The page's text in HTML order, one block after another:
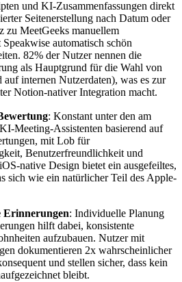
und KI-Zusammenfassungen direkt
Seitenerstellung nach Datum oder
zu MeetGeeks manuellem
automatisch schön
82% der Nutzer nennen die
als Hauptgrund für die Wahl von
auf internen Nutzerdaten), was es zur
Notion-nativer Integration macht.
: Konstant unter den am
Meeting-Assistenten basierend auf
mit Lob für
Benutzerfreundlichkeit und
native Design bietet ein ausgefeiltes,
sich wie ein natürlicher Teil des Apple-
Erinnerungen: Individuelle Planung
hilft dabei, konsistente
aufzubauen. Nutzer mit
dokumentieren 2x wahrscheinlicher
und stellen sicher, dass kein
bleibt.